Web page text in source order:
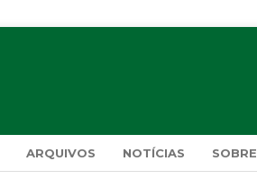
ARQUIVOS NOTÍCIAS SOBRE